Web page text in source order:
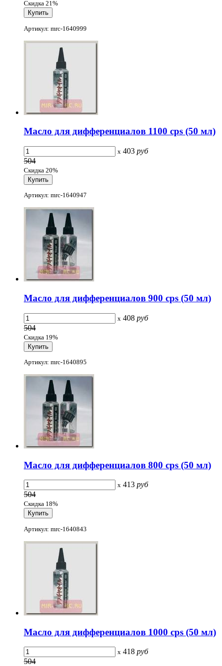
Скидка 21%
Артикул: mrc-1640999
Масло для дифференциалов 1100 cps (50 мл)
x 403 руб
504
Скидка 20%
Артикул: mrc-1640947
Масло для дифференциалов 900 cps (50 мл)
x 408 руб
504
Скидка 19%
Артикул: mrc-1640895
Масло для дифференциалов 800 cps (50 мл)
x 413 руб
504
Скидка 18%
Артикул: mrc-1640843
Масло для дифференциалов 1000 cps (50 мл)
x 418 руб
504